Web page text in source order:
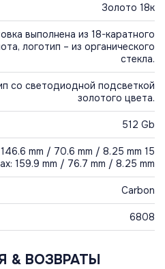
Золото 18к
выполнена из 18-каратного
логотип – из органического
стекла.
со светодиодной подсветкой
золотого цвета.
512 Gb
mm / 70.6 mm / 8.25 mm 15
159.9 mm / 76.7 mm / 8.25 mm
Carbon
6808
& ВОЗВРАТЫ